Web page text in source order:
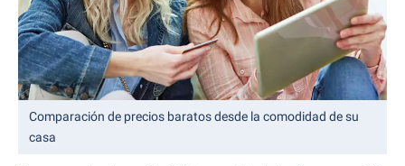
Comparación de precios baratos desde la comodidad de su
casa